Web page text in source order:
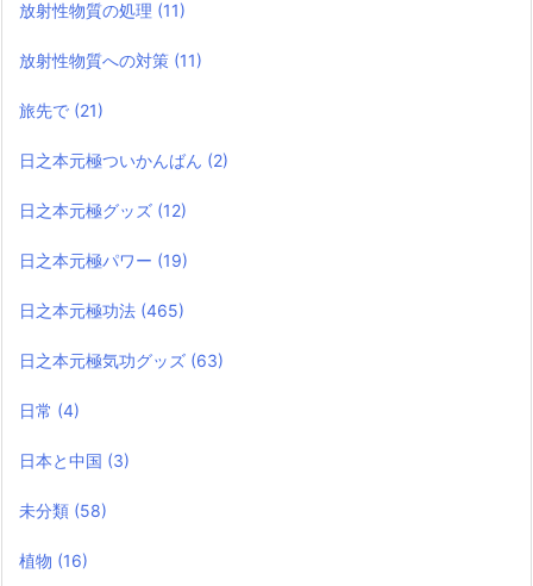
放射性物質の処理 (11)
放射性物質への対策 (11)
旅先で (21)
日之本元極ついかんばん (2)
日之本元極グッズ (12)
日之本元極パワー (19)
日之本元極功法 (465)
日之本元極気功グッズ (63)
日常 (4)
日本と中国 (3)
未分類 (58)
植物 (16)